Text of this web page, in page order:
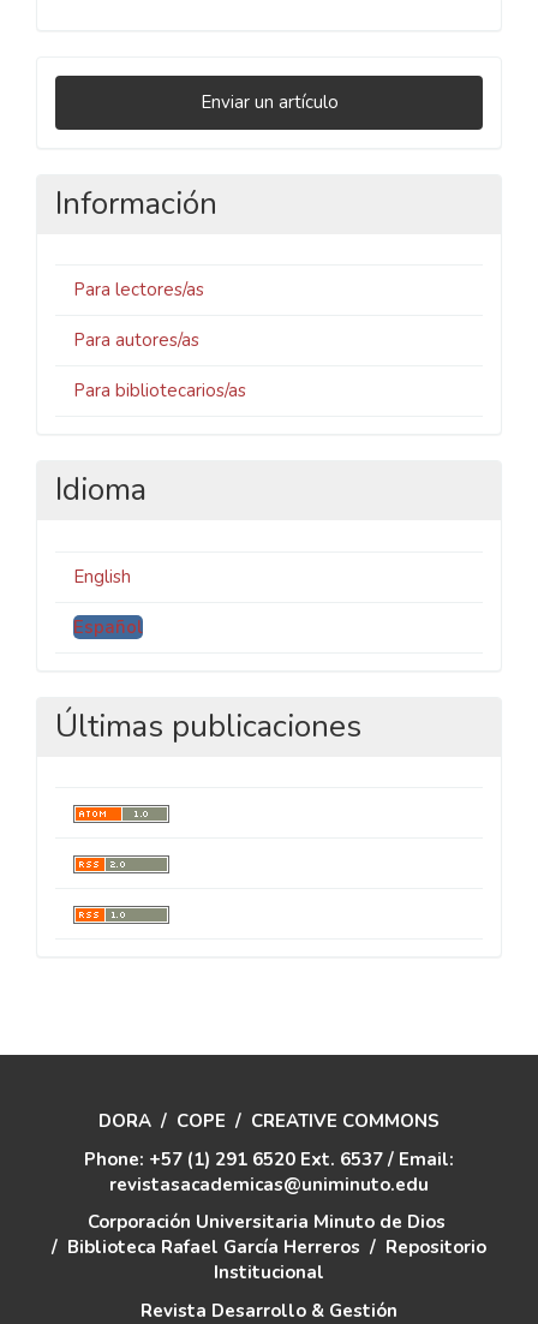
Enviar
un
Enviar un artículo
Información
Para lectores/as
Para autores/as
Para bibliotecarios/as
Idioma
English
Español
Últimas publicaciones
DORA / COPE / CREATIVE COMMONS
Phone: +57 (1) 291 6520 Ext. 6537 / Email:
revistasacademicas@uniminuto.edu
Corporación Universitaria Minuto de Dios
/ Biblioteca Rafael García Herreros / Repositorio
Institucional
Revista Desarrollo & Gestión